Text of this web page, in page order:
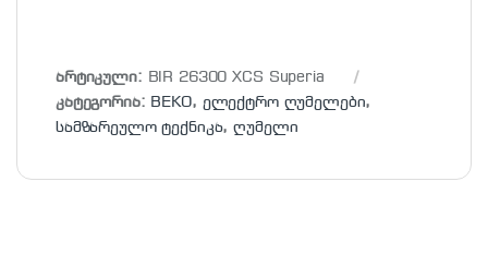
არტიკული: BIR 26300 XCS Superia
კატეგორია: BEKO, ელექტრო ღუმელები,
სამზარეულო ტექნიკა,ღუმელი